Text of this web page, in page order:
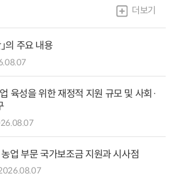
더보기
의 주요 내용
육성을 위한 재정적 지원 규모 및 사회·
업 부문 국가보조금 지원과 시사점